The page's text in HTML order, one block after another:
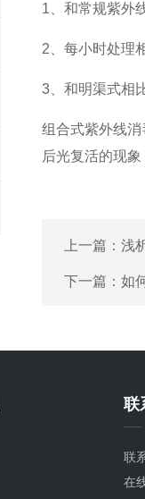
1、和常规紫外
2、每小时处理
3、和明渠式相
组合式紫外线
后光复活的现
上一篇： 浅
下一篇： 如
联
联
在